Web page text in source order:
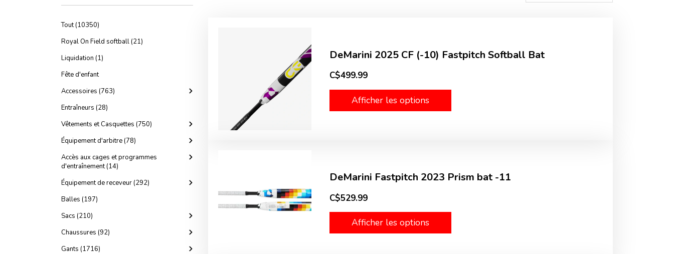
Tout (10350)
Royal On Field softball (21)
Liquidation (1)
Fête d'enfant
Accessoires (763)
Entraîneurs (28)
Vêtements et Casquettes (750)
Équipement d'arbitre (78)
Accès aux cages et programmes
d'entraînement (14)
Équipement de receveur (292)
Balles (197)
Sacs (210)
Chaussures (92)
Gants (1716)
DeMarini 2025 CF (-10) Fastpitch Softball Bat
C$499.99
Afficher les options
DeMarini Fastpitch 2023 Prism bat -11
C$529.99
Afficher les options